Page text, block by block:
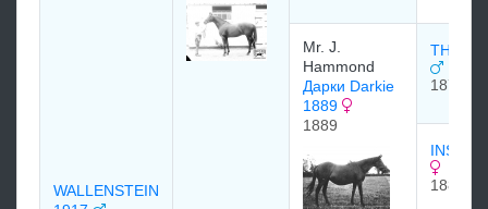
WALLENSTEIN
Mr. J.
Hammond
Дарки Darkie
1889
1889
1875
1882